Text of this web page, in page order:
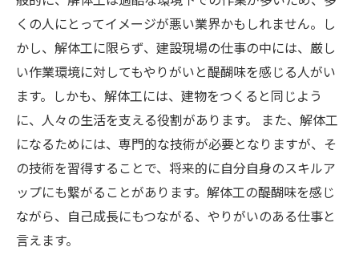
くの人にとってイメージが悪い業界かもしれません。し
かし、解体工に限らず、建設現場の仕事の中には、厳し
い作業環境に対してもやりがいと醍醐味を感じる人がい
ます。しかも、解体工には、建物をつくると同じよう
に、人々の生活を支える役割があります。 また、解体工
になるためには、専門的な技術が必要となりますが、そ
の技術を習得することで、将来的に自分自身のスキルア
ップにも繋がることがあります。解体工の醍醐味を感じ
ながら、自己成長にもつながる、やりがいのある仕事と
言えます。